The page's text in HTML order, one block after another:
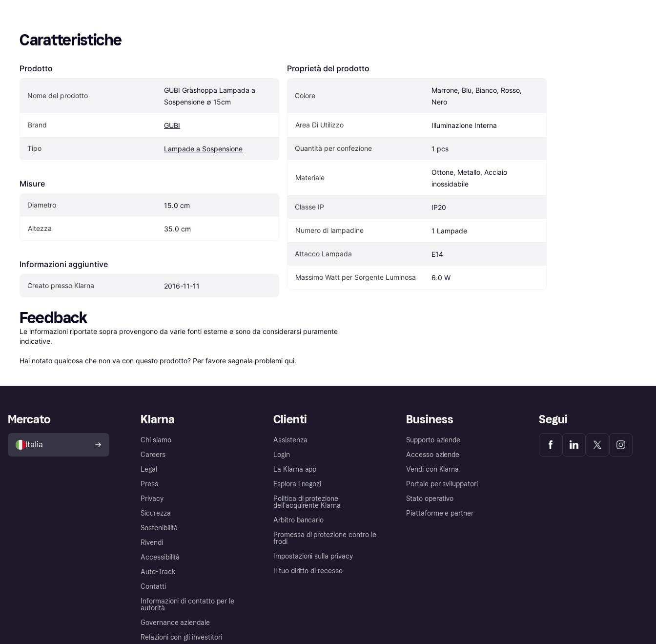
Caratteristiche
Prodotto
Nome del prodotto
GUBI Gräshoppa Lampada a
Sospensione ∅ 15cm
Brand GUBI
Tipo Lampade a Sospensione
Misure
Diametro 15.0 cm
Altezza 35.0 cm
Informazioni aggiuntive
Creato presso Klarna 2016-11-11
Proprietà del prodotto
Colore
Marrone, Blu, Bianco, Rosso,
Nero
Area Di Utilizzo Illuminazione Interna
Quantità per confezione 1 pcs
Materiale
Ottone, Metallo, Acciaio
inossidabile
Classe IP IP20
Numero di lampadine 1 Lampade
Attacco Lampada E14
Massimo Watt per Sorgente Luminosa 6.0 W
Feedback
Le informazioni riportate sopra provengono da varie fonti esterne e sono da considerarsi puramente
indicative.
Hai notato qualcosa che non va con questo prodotto? Per favore segnala problemi qui.
Klarna
Chi siamo
Careers
Legal
Press
Privacy
Sicurezza
Sostenibilità
Rivendi
Accessibilità
Auto-Track
Contatti
Informazioni di contatto per le
autorità
Governance aziendale
Relazioni con gli investitori
Clienti
Assistenza
Login
La Klarna app
Esplora i negozi
Politica di protezione
dell'acquirente Klarna
Arbitro bancario
Promessa di protezione contro le
frodi
Impostazioni sulla privacy
Il tuo diritto di recesso
Business
Supporto aziende
Accesso aziende
Vendi con Klarna
Portale per sviluppatori
Stato operativo
Piattaforme e partner
Mercato
Italia
Segui